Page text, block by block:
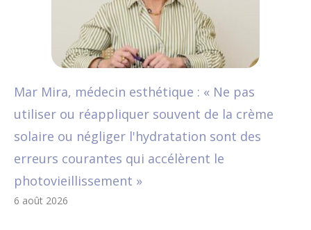
Mar Mira, médecin esthétique : « Ne pas
utiliser ou réappliquer souvent de la crème
solaire ou négliger l'hydratation sont des
erreurs courantes qui accélèrent le
photovieillissement »
6 août 2026